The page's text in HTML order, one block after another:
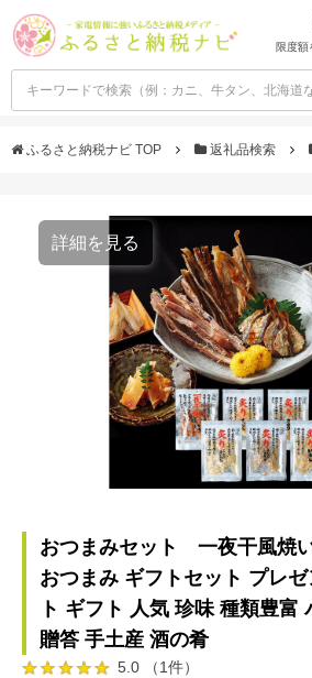
限度額
ふるさと納税ナビ TOP 返礼品検索
詳細を見る
おつまみセット 一夜干風焼
おつまみ ギフトセット プレ
ト ギフト 人気 珍味 種類豊富
贈答 手土産 酒の肴
5.0 （1件）